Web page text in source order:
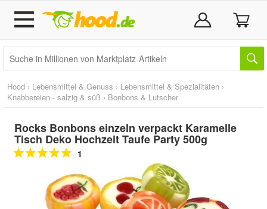
Hood › Lebensmittel & Genuss › Lebensmittel & Spezialitäten ›
Knabbereien - salzig & süß › Bonbons & Lutscher
Rocks Bonbons einzeln verpackt Karamelle
Tisch Deko Hochzeit Taufe Party 500g
1